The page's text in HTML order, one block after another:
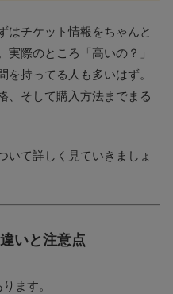
はチケット情報をちゃんと
際のところ「高いの？」
を持ってる人も多いはず。
、そして購入方法までまる
いて詳しく見ていきましょ
いと注意点
ます。